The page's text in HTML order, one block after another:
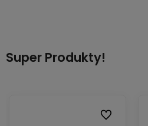
Super Produkty!
Do ulubionych